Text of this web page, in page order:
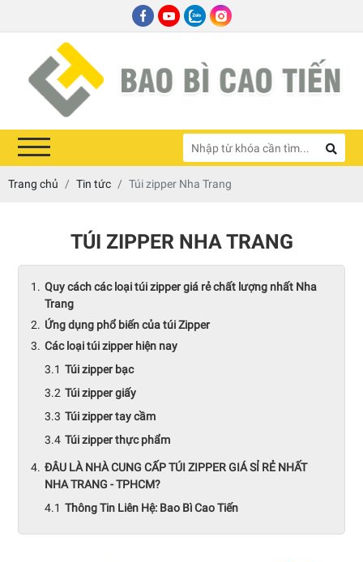
Trang chủ Tin tức Túi zipper Nha Trang
TÚI ZIPPER NHA TRANG
Quy cách các loại túi zipper giá rẻ chất lượng nhất Nha
Trang
Ứng dụng phổ biến của túi Zipper
Các loại túi zipper hiện nay
Túi zipper bạc
Túi zipper giấy
Túi zipper tay cầm
Túi zipper thực phẩm
ĐÂU LÀ NHÀ CUNG CẤP TÚI ZIPPER GIÁ SỈ RẺ NHẤT
NHA TRANG - TPHCM?
Thông Tin Liên Hệ: Bao Bì Cao Tiến